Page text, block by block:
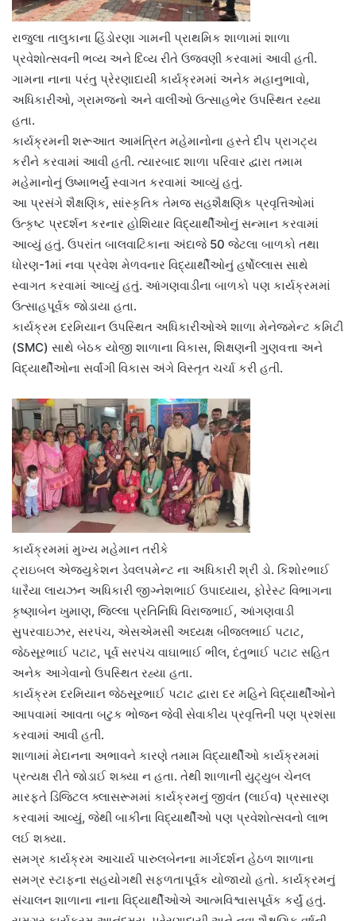
રાજુલા તાલુકાના હિંડોરણા ગામની પ્રાથમિક શાળામાં શાળા
પ્રવેશોત્સવની ભવ્ય અને દિવ્ય રીતે ઉજવણી કરવામાં આવી હતી.
ગામના નાના પરંતુ પ્રેરણાદાયી કાર્યક્રમમાં અનેક મહાનુભાવો,
અધિકારીઓ, ગ્રામજનો અને વાલીઓ ઉત્સાહભેર ઉપસ્થિત રહ્યા
હતા.
કાર્યક્રમની શરૂઆત આમંત્રિત મહેમાનોના હસ્તે દીપ પ્રાગટ્ય
કરીને કરવામાં આવી હતી. ત્યારબાદ શાળા પરિવાર દ્વારા તમામ
મહેમાનોનું ઉષ્માભર્યું સ્વાગત કરવામાં આવ્યું હતું.
આ પ્રસંગે શૈક્ષણિક, સાંસ્કૃતિક તેમજ સહશૈક્ષણિક પ્રવૃત્તિઓમાં
ઉત્કૃષ્ટ પ્રદર્શન કરનાર હોશિયાર વિદ્યાર્થીઓનું સન્માન કરવામાં
આવ્યું હતું. ઉપરાંત બાલવાટિકાના અંદાજે 50 જેટલા બાળકો તથા
ધોરણ-1માં નવા પ્રવેશ મેળવનાર વિદ્યાર્થીઓનું હર્ષોલ્લાસ સાથે
સ્વાગત કરવામાં આવ્યું હતું. આંગણવાડીના બાળકો પણ કાર્યક્રમમાં
ઉત્સાહપૂર્વક જોડાયા હતા.
કાર્યક્રમ દરમિયાન ઉપસ્થિત અધિકારીઓએ શાળા મેનેજમેન્ટ કમિટી
(SMC) સાથે બેઠક યોજી શાળાના વિકાસ, શિક્ષણની ગુણવત્તા અને
વિદ્યાર્થીઓના સર્વાંગી વિકાસ અંગે વિસ્તૃત ચર્ચા કરી હતી.
કાર્યક્રમમાં મુખ્ય મહેમાન તરીકે
ટ્રાઇબલ એજ્યુકેશન ડેવલપમેન્ટ ના અધિકારી શ્રી ડો. કિશોરભાઈ
ધારૈયા લાયઝન અધિકારી જીગ્નેશભાઈ ઉપાધ્યાય, ફોરેસ્ટ વિભાગના
કૃષ્ણાબેન ખુમાણ, જિલ્લા પ્રતિનિધિ વિરાજભાઈ, આંગણવાડી
સુપરવાઇઝર, સરપંચ, એસએમસી અધ્યક્ષ બીજલભાઈ પટાટ,
જેઠસૂરભાઈ પટાટ, પૂર્વ સરપંચ વાઘાભાઈ ભીલ, દંતુભાઈ પટાટ સહિત
અનેક આગેવાનો ઉપસ્થિત રહ્યા હતા.
કાર્યક્રમ દરમિયાન જેઠસૂરભાઈ પટાટ દ્વારા દર મહિને વિદ્યાર્થીઓને
આપવામાં આવતા બટુક ભોજન જેવી સેવાકીય પ્રવૃત્તિની પણ પ્રશંસા
કરવામાં આવી હતી.
શાળામાં મેદાનના અભાવને કારણે તમામ વિદ્યાર્થીઓ કાર્યક્રમમાં
પ્રત્યક્ષ રીતે જોડાઈ શક્યા ન હતા. તેથી શાળાની યુટ્યુબ ચેનલ
મારફતે ડિજિટલ ક્લાસરૂમમાં કાર્યક્રમનું જીવંત (લાઈવ) પ્રસારણ
કરવામાં આવ્યું, જેથી બાકીના વિદ્યાર્થીઓ પણ પ્રવેશોત્સવનો લાભ
લઈ શક્યા.
સમગ્ર કાર્યક્રમ આચાર્ય પારુલબેનના માર્ગદર્શન હેઠળ શાળાના
સમગ્ર સ્ટાફના સહયોગથી સફળતાપૂર્વક યોજાયો હતો. કાર્યક્રમનું
સંચાલન શાળાના નાના વિદ્યાર્થીઓએ આત્મવિશ્વાસપૂર્વક કર્યું હતું.